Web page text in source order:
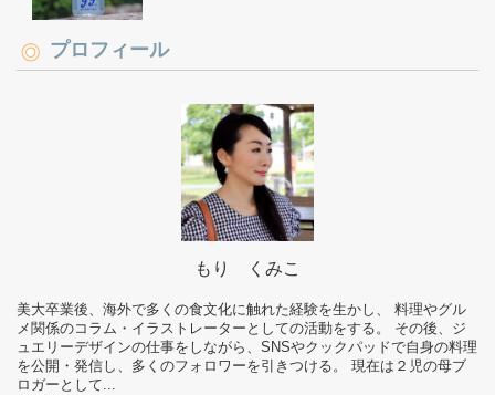
プロフィール
もり くみこ
美大卒業後、海外で多くの食文化に触れた経験を生かし、 料理やグル
メ関係のコラム・イラストレーターとしての活動をする。 その後、ジ
ュエリーデザインの仕事をしながら、SNSやクックパッドで自身の料理
を公開・発信し、多くのフォロワーを引きつける。 現在は２児の母ブ
ロガーとして...